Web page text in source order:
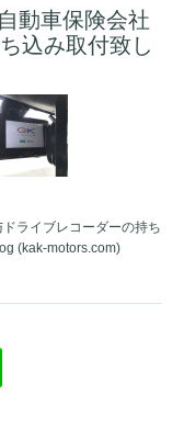
動車保険会社
込み取付致し
ライブレコーダーの持ち
(kak-motors.com)